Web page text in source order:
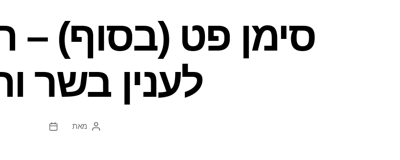
סימן פט (בסוף) –
לענין בשר
המחבר
מאת
תאריך